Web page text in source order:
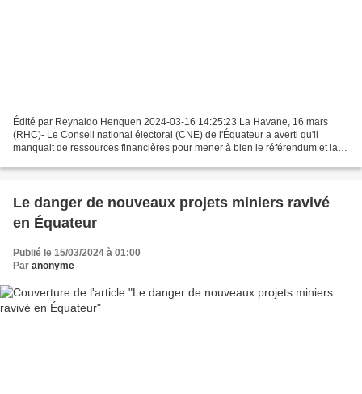
Édité par Reynaldo Henquen 2024-03-16 14:25:23 La Havane, 16 mars
(RHC)- Le Conseil national électoral (CNE) de l'Équateur a averti qu'il
manquait de ressources financières pour mener à bien le référendum et la
Le danger de nouveaux projets miniers ravivé
en Équateur
Publié le 15/03/2024 à 01:00
Par anonyme